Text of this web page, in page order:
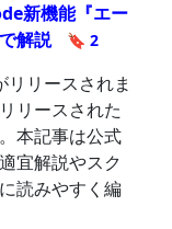
新機能『エー
解説
🔖 2
リースされま
リースされた
本記事は公式
宜解説やスク
読みやすく編